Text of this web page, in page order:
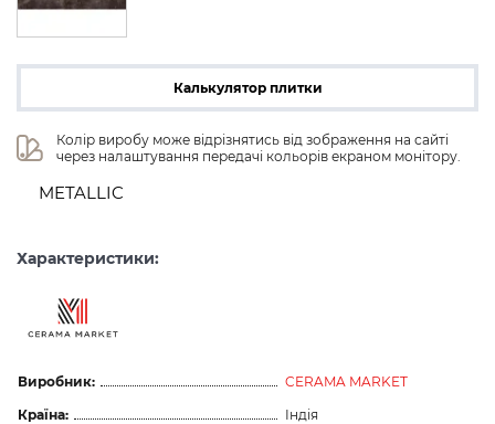
Калькулятор плитки
Колір виробу може відрізнятись від зображення на сайті
через налаштування передачі кольорів екраном монітору.
METALLIC
Характеристики:
Виробник:
CERAMA MARKET
Країна:
Індія